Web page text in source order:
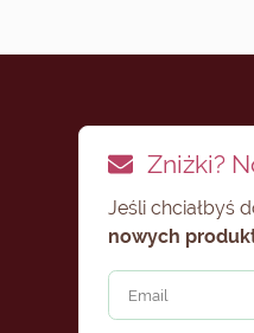
Zniżki?
Jeśli chciałbyś
nowych